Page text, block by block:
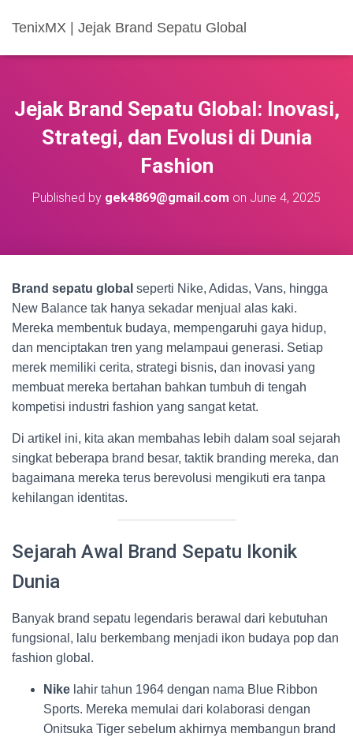
TenixMX | Jejak Brand Sepatu Global
Jejak Brand Sepatu Global: Inovasi,
Strategi, dan Evolusi di Dunia
Fashion
Published by gek4869@gmail.com on June 4, 2025
Brand sepatu global seperti Nike, Adidas, Vans, hingga
New Balance tak hanya sekadar menjual alas kaki.
Mereka membentuk budaya, mempengaruhi gaya hidup,
dan menciptakan tren yang melampaui generasi. Setiap
merek memiliki cerita, strategi bisnis, dan inovasi yang
membuat mereka bertahan bahkan tumbuh di tengah
kompetisi industri fashion yang sangat ketat.
Di artikel ini, kita akan membahas lebih dalam soal sejarah
singkat beberapa brand besar, taktik branding mereka, dan
bagaimana mereka terus berevolusi mengikuti era tanpa
kehilangan identitas.
Sejarah Awal Brand Sepatu Ikonik
Dunia
Banyak brand sepatu legendaris berawal dari kebutuhan
fungsional, lalu berkembang menjadi ikon budaya pop dan
fashion global.
Nike lahir tahun 1964 dengan nama Blue Ribbon
Sports. Mereka memulai dari kolaborasi dengan
Onitsuka Tiger sebelum akhirnya membangun brand